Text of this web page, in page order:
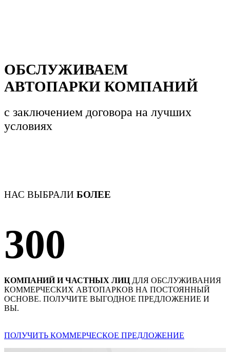
ОБСЛУЖИВАЕМ
АВТОПАРКИ КОМПАНИЙ
с заключением договора на лучших
условиях
НАС ВЫБРАЛИ БОЛЕЕ
300
КОМПАНИЙ И ЧАСТНЫХ ЛИЦ ДЛЯ ОБСЛУЖИВАНИЯ
КОММЕРЧЕСКИХ АВТОПАРКОВ НА ПОСТОЯННЫЙ
ОСНОВЕ. ПОЛУЧИТЕ ВЫГОДНОЕ ПРЕДЛОЖЕНИЕ И
ВЫ.
ПОЛУЧИТЬ КОММЕРЧЕСКОЕ ПРЕДЛОЖЕНИЕ